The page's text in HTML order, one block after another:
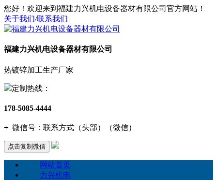
您好！欢迎来到福建力兴机电设备器材有限公司官方网站！
关于我们/联系我们
福建力兴机电设备器材有限公司
热镀锌加工生产厂家
定制热线：
178-5085-4444
+ 微信号： 联系方式（头部）（微信）
点击复制微信
网站首页
力兴机电